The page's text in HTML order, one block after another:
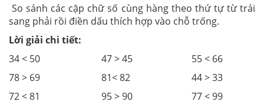
So sánh các cặp chữ số cùng hàng theo thứ tự từ trái
sang phải rồi điền dấu thích hợp vào chỗ trống.
Lời giải chi tiết:
34 < 50 47 > 45 55 < 66
78 > 69 81< 82 44 > 33
72 < 81 95 > 90 77 < 99